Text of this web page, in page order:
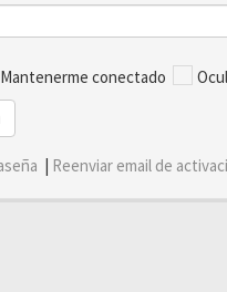
Mantenerme conectado
| Reenviar email de